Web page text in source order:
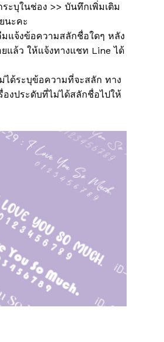
ระบุในช่อง >> บันทึกเพิ่มเติม
นะคะ
แจ้งข้อความสลักชื่อใดๆ หลัง
ยแล้ว ให้แจ้งทางแชท Line ได้
ได้ระบุข้อความที่จะสลัก ทาง
องประดับที่ไม่ได้สลักชื่อไปให้